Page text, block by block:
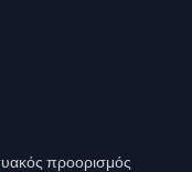
προορισμός